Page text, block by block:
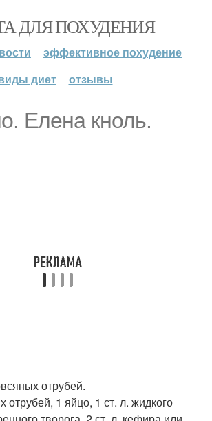
ДЛЯ ПОХУДЕНИЯ
эффективное похудение
диет
отзывы
Елена кноль.
отрубей.
отрубей, 1 яйцо, 1 ст. л. жидкого